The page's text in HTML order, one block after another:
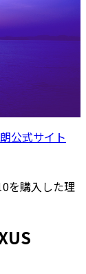
公式サイト
を購入した理